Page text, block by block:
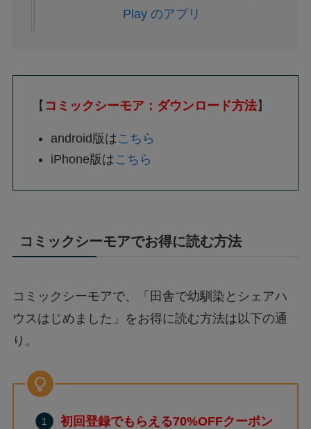
Play のアプリ
【 コミックシーモア：ダウンロード方法】
android版は こちら
iPhone版は こちら
コミックシーモアでお得に読む方法
コミックシーモアで、「田舎で幼馴染とシェアハ
ウスはじめました」をお得に読む方法は以下の通
り。
初回登録でもらえる70%OFFクーポン